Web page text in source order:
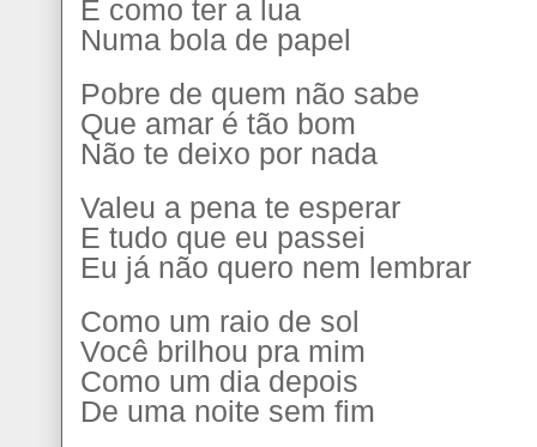
É como ter a lua
Numa bola de papel
Pobre de quem não sabe
Que amar é tão bom
Não te deixo por nada
Valeu a pena te esperar
E tudo que eu passei
Eu já não quero nem lembrar
Como um raio de sol
Você brilhou pra mim
Como um dia depois
De uma noite sem fim